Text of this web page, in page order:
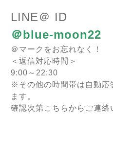
LINE＠ ID
＠blue-moon22
＠マークをお忘れなく！
＜返信対応時間＞
9:00～22:30
※その他の時間帯は自動応
ます。
確認次第こちらからご連絡